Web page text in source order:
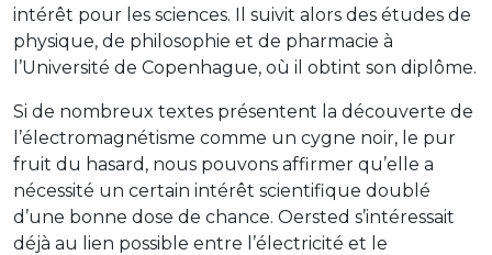
intérêt pour les sciences. Il suivit alors des études de
physique, de philosophie et de pharmacie à
l’Université de Copenhague, où il obtint son diplôme.
Si de nombreux textes présentent la découverte de
l’électromagnétisme comme un cygne noir, le pur
fruit du hasard, nous pouvons affirmer qu’elle a
nécessité un certain intérêt scientifique doublé
d’une bonne dose de chance. Oersted s’intéressait
déjà au lien possible entre l’électricité et le